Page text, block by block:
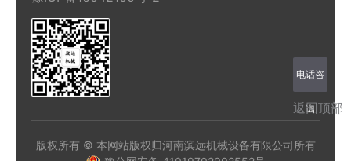
版权所有 © 本网站版权归河南滨远机械设备有限公司所有
电话咨
询
返回顶部